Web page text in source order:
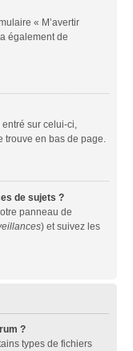
« M’avertir
également de
sur celui-ci,
trouve en bas de page.
de sujets ?
panneau de
) et suivez les
?
types de fichiers